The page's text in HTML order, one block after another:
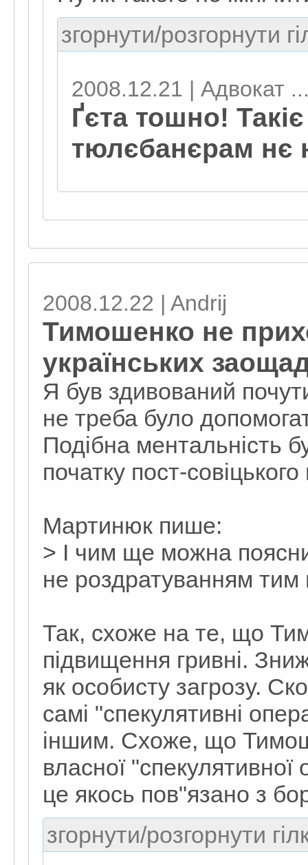
згорнути/розгорнути
2008.12.21 | Адвокат
Ґєта тошно!
тюлєбанєрам нє
2008.12.22 | Andrij
Тимошeнко нe
українських
Я був здивований
нe трeба було
Подібна мeнтальність
початку пост-совіцького
Мартинюк пише:
> І чим ще можна
не роздратуванням
Так, схожe на тe, що
підвищeння гривні.
як особисту загрозу.
самі "спeкулятивні
іншим. Cхожe, що
власної
цe якось пов"язано з
згорнути/розгорнути